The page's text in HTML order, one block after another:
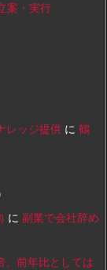
案・実行
レッジ提供 に 鶴
に 副業で会社辞め
、前年比としては